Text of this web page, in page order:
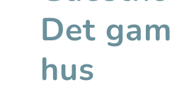
Det
hus